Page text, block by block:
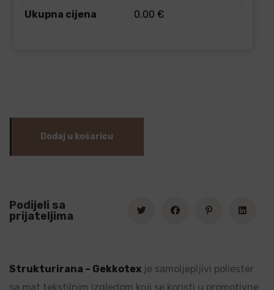
Ukupna cijena 0.00 €
Dodaj u košaricu
Podijeli sa
prijateljima
Strukturirana – Gekkotex je samoljepljivi poliester
sa mat tekstilnim izgledom koji se koristi u promotivne